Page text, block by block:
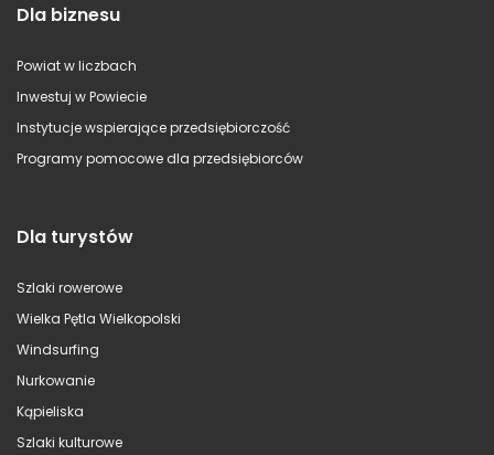
Dla biznesu
Powiat w liczbach
Inwestuj w Powiecie
Instytucje wspierające przedsiębiorczość
Programy pomocowe dla przedsiębiorców
Dla turystów
Szlaki rowerowe
Wielka Pętla Wielkopolski
Windsurfing
Nurkowanie
Kąpieliska
Szlaki kulturowe